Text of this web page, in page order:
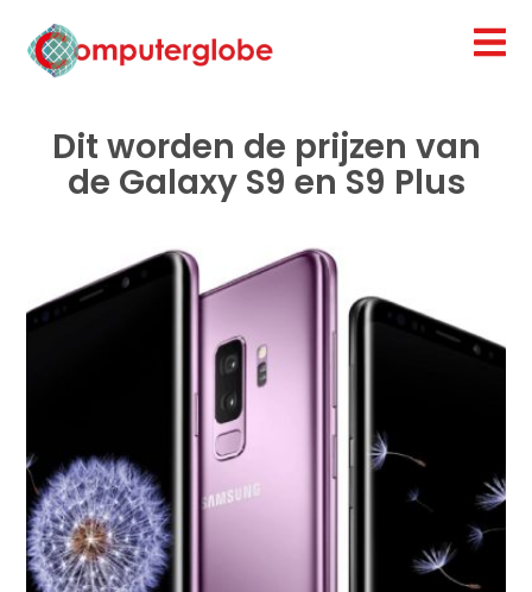
Dit worden de prijzen van
de Galaxy S9 en S9 Plus